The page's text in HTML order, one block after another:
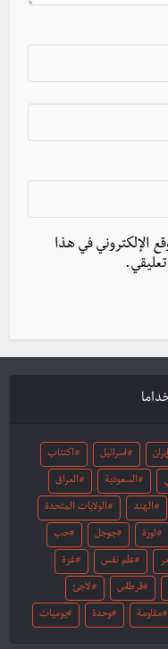
الإلكتروني في هذا
إيران اسرائيل اكتئاب
السعودية العراق
الهند الولايات المتحدة
ثورة جوجل حب
علم نفس غزة
قرطاس لاجئ
مقاومة وحدة يوميات